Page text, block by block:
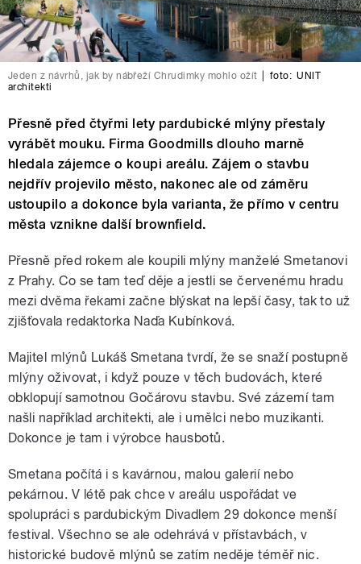
Jeden z návrhů, jak by nábřeží Chrudimky mohlo ožít foto: UNIT
architekti
Přesně před čtyřmi lety pardubické mlýny přestaly
vyrábět mouku. Firma Goodmills dlouho marně
hledala zájemce o koupi areálu. Zájem o stavbu
nejdřív projevilo město, nakonec ale od záměru
ustoupilo a dokonce byla varianta, že přímo v centru
města vznikne další brownfield.
Přesně před rokem ale koupili mlýny manželé Smetanovi
z Prahy. Co se tam teď děje a jestli se červenému hradu
mezi dvěma řekami začne blýskat na lepší časy, tak to už
zjišťovala redaktorka Naďa Kubínková.
Majitel mlýnů Lukáš Smetana tvrdí, že se snaží postupně
mlýny oživovat, i když pouze v těch budovách, které
obklopují samotnou Gočárovu stavbu. Své zázemí tam
našli například architekti, ale i umělci nebo muzikanti.
Dokonce je tam i výrobce hausbotů.
Smetana počítá i s kavárnou, malou galerií nebo
pekárnou. V létě pak chce v areálu uspořádat ve
spolupráci s pardubickým Divadlem 29 dokonce menší
festival. Všechno se ale odehrává v přístavbách, v
historické budově mlýnů se zatím neděje téměř nic.